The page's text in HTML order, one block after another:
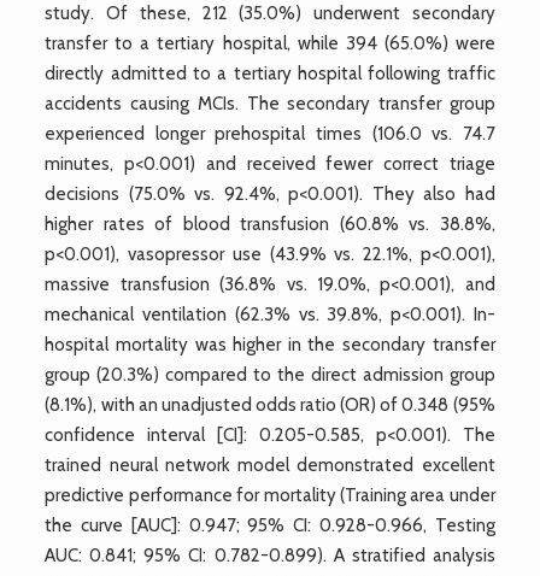
study. Of these, 212 (35.0%) underwent secondary
transfer to a tertiary hospital, while 394 (65.0%) were
directly admitted to a tertiary hospital following traffic
accidents causing MCIs. The secondary transfer group
experienced longer prehospital times (106.0 vs. 74.7
minutes, p<0.001) and received fewer correct triage
decisions (75.0% vs. 92.4%, p<0.001). They also had
higher rates of blood transfusion (60.8% vs. 38.8%,
p<0.001), vasopressor use (43.9% vs. 22.1%, p<0.001),
massive transfusion (36.8% vs. 19.0%, p<0.001), and
mechanical ventilation (62.3% vs. 39.8%, p<0.001). In-
hospital mortality was higher in the secondary transfer
group (20.3%) compared to the direct admission group
(8.1%), with an unadjusted odds ratio (OR) of 0.348 (95%
confidence interval [CI]: 0.205-0.585, p<0.001). The
trained neural network model demonstrated excellent
predictive performance for mortality (Training area under
the curve [AUC]: 0.947; 95% CI: 0.928-0.966, Testing
AUC: 0.841; 95% CI: 0.782-0.899). A stratified analysis